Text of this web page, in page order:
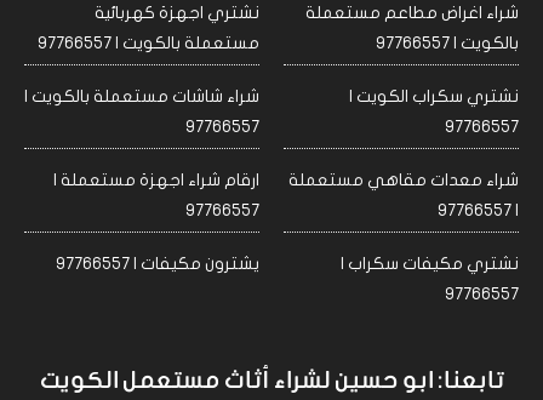
شراء اغراض مطاعم مستعملة
بالكويت | 97766557
نشتري اجهزة كهربائية
مستعملة بالكويت | 97766557
نشتري سكراب الكويت |
97766557
شراء شاشات مستعملة بالكويت |
97766557
شراء معدات مقاهي مستعملة
| 97766557
ارقام شراء اجهزة مستعملة |
97766557
نشتري مكيفات سكراب |
97766557
يشترون مكيفات | 97766557
تابعنا: ابو حسين لشراء أثاث مستعمل الكويت